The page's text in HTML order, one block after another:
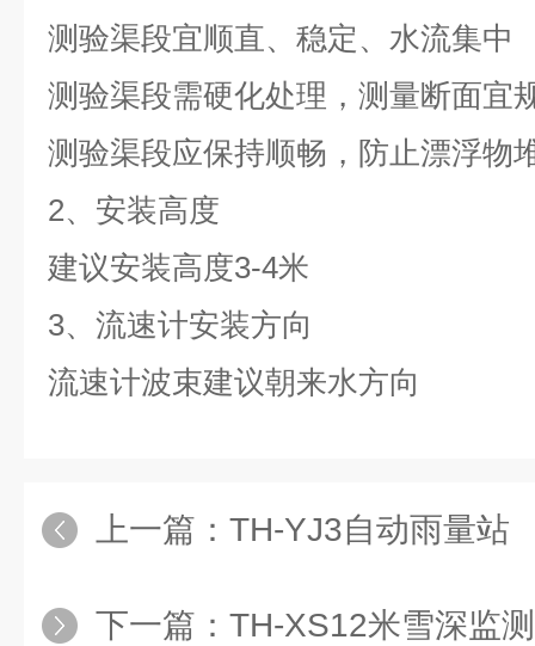
测验渠段宜顺直、稳定、水流集中
测验渠段需硬化处理，测量断面宜
测验渠段应保持顺畅，防止漂浮物
2、安装高度
建议安装高度3-4米
3、流速计安装方向
流速计波束建议朝来水方向
上一篇： TH-YJ3自动雨量站
下一篇： TH-XS12米雪深监